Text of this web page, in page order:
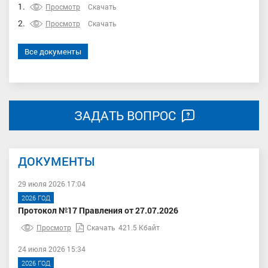
1. Просмотр Скачать
2. Просмотр Скачать
Все документы
ЗАДАТЬ ВОПРОС
ДОКУМЕНТЫ
29 июля 2026 17:04
2026 ГОД
Протокол №17 Правления от 27.07.2026
Просмотр Скачать 421.5 Кбайт
24 июля 2026 15:34
2026 ГОД